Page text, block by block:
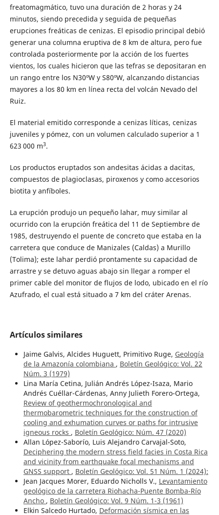
freatomagmático, tuvo una duración de 2 horas y 24
minutos, siendo precedida y seguida de pequeñas
erupciones freáticas de cenizas. El episodio principal debió
generar una columna eruptiva de 8 km de altura, pero fue
controlada posteriormente por la acción de los fuertes
vientos, los cuales hicieron que las tefras se depositaran en
un rango entre los N30ºW y S80ºW, alcanzando distancias
mayores a los 80 km en línea recta del volcán Nevado del
Ruiz.
El material emitido corresponde a cenizas líticas, cenizas
juveniles y pómez, con un volumen calculado superior a 1
623 000 m3.
Los productos eruptados son andesitas ácidas a dacitas,
compuestos de plagioclasas, piroxenos y como accesorios
biotita y anfíboles.
La erupción produjo un pequeño lahar, muy similar al
ocurrido con la erupción freática del 11 de Septiembre de
1985, destruyendo el puente de concreto que estaba en la
carretera que conduce de Manizales (Caldas) a Murillo
(Tolima); este lahar perdió prontamente su capacidad de
arrastre y se detuvo aguas abajo sin llegar a romper el
primer cable del monitor de flujos de lodo, ubicado en el río
Azufrado, el cual está situado a 7 km del cráter Arenas.
Artículos similares
Jaime Galvis, Alcides Huguett, Primitivo Ruge, Geología
de la Amazonía colombiana , Boletín Geológico: Vol. 22
Núm. 3 (1979)
Lina María Cetina, Julián Andrés López-Isaza, Mario
Andrés Cuéllar-Cárdenas, Anny Julieth Forero-Ortega,
Review of geothermochronological and
thermobarometric techniques for the construction of
cooling and exhumation curves or paths for intrusive
igneous rocks , Boletín Geológico: Núm. 47 (2020)
Allan López-Saborío, Luis Alejandro Carvajal-Soto,
Deciphering the modern stress field facies in Costa Rica
and vicinity from earthquake focal mechanisms and
GNSS support , Boletín Geológico: Vol. 51 Núm. 1 (2024):
Jean Jacques Morer, Eduardo Nicholls V., Levantamiento
geológico de la carretera Riohacha-Puente Bomba-Río
Ancho , Boletín Geológico: Vol. 9 Núm. 1-3 (1961)
Elkin Salcedo Hurtado, Deformación sísmica en las